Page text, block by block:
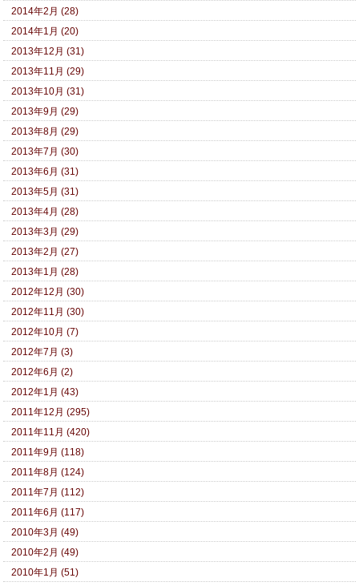
2014年2月 (28)
2014年1月 (20)
2013年12月 (31)
2013年11月 (29)
2013年10月 (31)
2013年9月 (29)
2013年8月 (29)
2013年7月 (30)
2013年6月 (31)
2013年5月 (31)
2013年4月 (28)
2013年3月 (29)
2013年2月 (27)
2013年1月 (28)
2012年12月 (30)
2012年11月 (30)
2012年10月 (7)
2012年7月 (3)
2012年6月 (2)
2012年1月 (43)
2011年12月 (295)
2011年11月 (420)
2011年9月 (118)
2011年8月 (124)
2011年7月 (112)
2011年6月 (117)
2010年3月 (49)
2010年2月 (49)
2010年1月 (51)